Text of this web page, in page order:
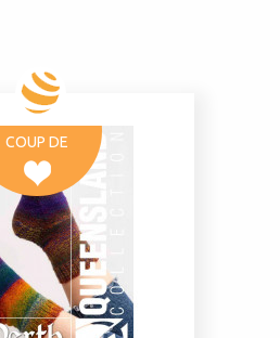
COUP DE